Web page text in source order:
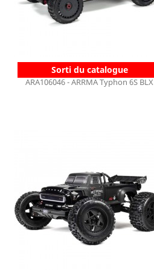
Sorti du catalogue
ARA106046 - ARRMA Typhon 6S BLX